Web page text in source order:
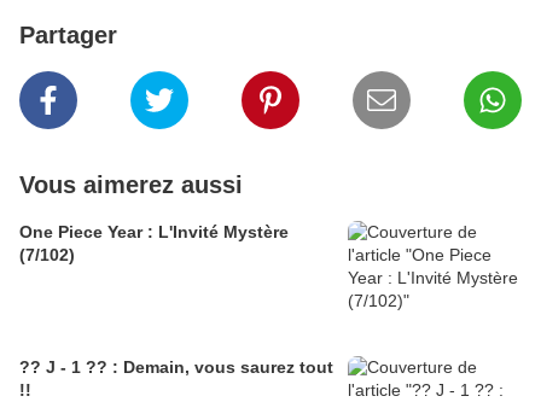
Partager
Vous aimerez aussi
One Piece Year : L'Invité Mystère
(7/102)
?? J - 1 ?? : Demain, vous saurez tout
!!